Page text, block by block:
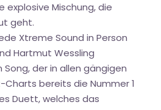
Mischung, die
geht.
Xtreme Sound in Person
Hartmut Wessling
der in allen gängigen
Charts bereits die Nummer 1
Duett, welches das